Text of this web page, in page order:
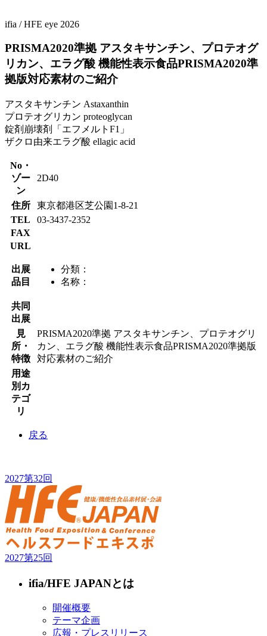
ifia / HFE eye 2026
PRISMA2020準拠 アスタキサンチン、プロテオグ
リカン、エラグ酸 機能性表示食品PRISMA2020準
拠版対応素材のご紹介
アスタキサンチン Astaxanthin
プロテオグリカン proteoglycan
錠剤崩壊剤「エフメルトF1」
ザクロ由来エラグ酸 ellagic acid
No・
ゾー
ン
2D40
住所
東京都港区芝公園1-8-21
TEL
03-3437-2352
FAX
URL
出展
品目
分類：
名称：
共同
出展
見
所・
特徴
PRISMA2020準拠 アスタキサンチン、プロテオグリ
カン、エラグ酸 機能性表示食品PRISMA2020準拠版
対応素材のご紹介
用途
別カ
テゴ
リ
戻る
2027第32回
2027第25回
ifia/HFE JAPANとは
開催概要
テーマ企画
広報・プレスリリース